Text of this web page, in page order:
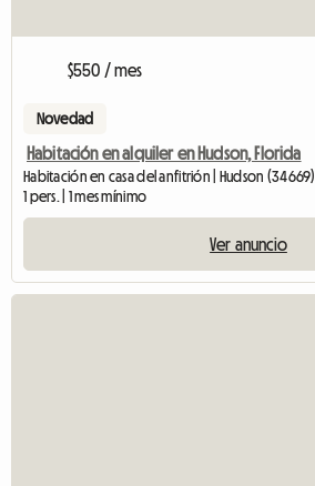
$550 / mes
Novedad
Habitación en alquiler en Hudson, Florida
Habitación en casa del anfitrión | Hudson (34669)
1 pers. | 1 mes mínimo
Ver anuncio